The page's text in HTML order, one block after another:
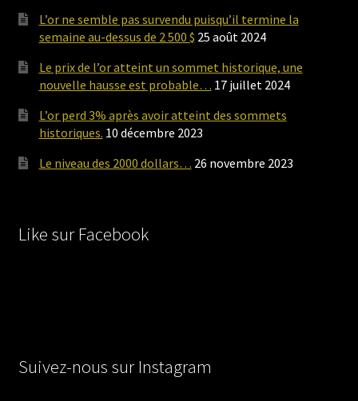
L’or ne semble pas survendu puisqu’il termine la
semaine au-dessus de 2 500 $ 25 août 2024
Le prix de l’or atteint un sommet historique, une
nouvelle hausse est probable… 17 juillet 2024
L’or perd 3% après avoir atteint des sommets
historiques. 10 décembre 2023
Le niveau des 2000 dollars… 26 novembre 2023
Like sur Facebook
Suivez-nous sur Instagram